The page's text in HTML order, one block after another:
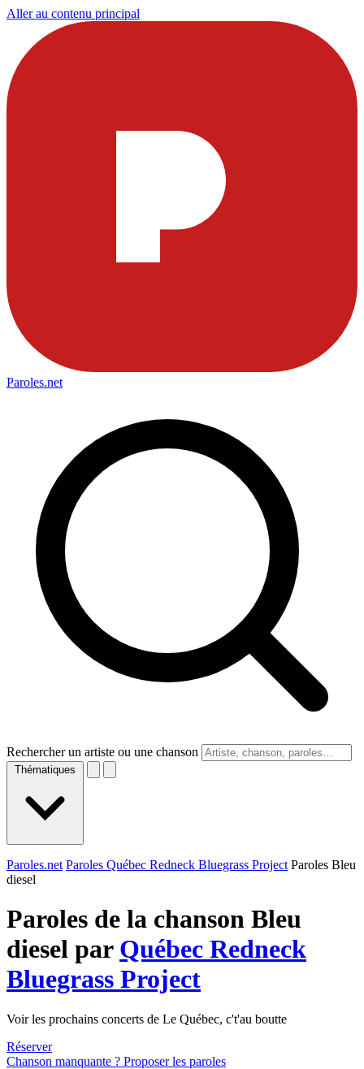
Aller au contenu principal
Paroles.net
Rechercher un artiste ou une chanson
Thématiques
Paroles.net Paroles Québec Redneck Bluegrass Project Paroles Bleu
diesel
Paroles de la chanson Bleu
diesel par Québec Redneck
Bluegrass Project
Voir les prochains concerts de Le Québec, c't'au boutte
Réserver
Chanson manquante ? Proposer les paroles